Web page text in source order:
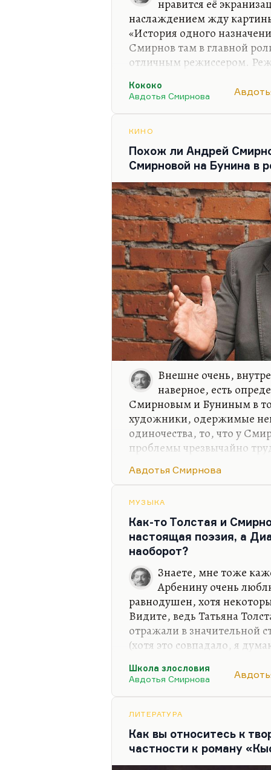
нравится её
наслаждением жду
«История одного
Смирнов там в главной
отличным режиссером.
Тодоровские, очень
«Кококо», не люблю,
Кококо
Авдотья Смирнова
КИНО
Похож ли Андрей
Смирновой на Бунина в
Внешне очень,
наверное, есть
Смирновым и Буниным в
художники, одержимые
одиночества, то, что у
проблемы чрезвычайно
некоммуникабельности
сценариях своих. У него
очень хорошая. И вот его
считает своим высшим
сценарий «Жила-была одна
народа, некоторые…
Авдотья Смирнова
МУЗЫКА
Как-то Толстая и
настоящая поэзия, а
наоборот?
Знаете, мне тоже
Арбенину очень
равнодушен, хотя
Видите, ведь Татьяна
отражали в значительной
(хотя это совпадало, я
персонажем. Почему? Могу
персонаж наглее себя
определённых сферах
как-то скромнее. Да и
хороший филолог,
знает.…
Школа злословия
Авдотья Смирнова
ЛИТЕРАТУРА
Как вы относитесь к
частности к роману